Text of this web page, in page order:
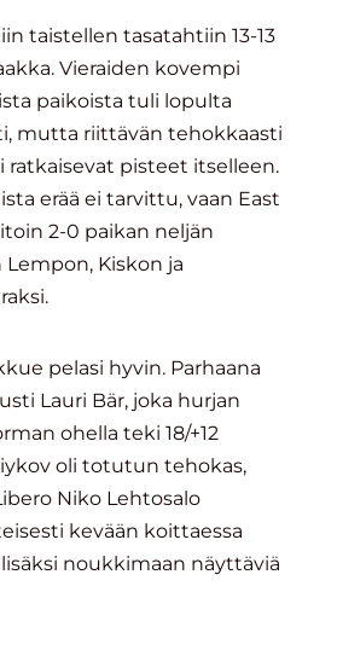
taistellen tasatahtiin 13-13
Vieraiden kovempi
paikoista tuli lopulta
mutta riittävän tehokkaasti
ratkaisevat pisteet itselleen.
erää ei tarvittu, vaan East
2-0 paikan neljän
Kiskon ja
pelasi hyvin. Parhaana
Lauri Bär, joka hurjan
ohella teki 18/+12
oli totutun tehokas,
Niko Lehtosalo
kevään koittaessa
noukkimaan näyttäviä